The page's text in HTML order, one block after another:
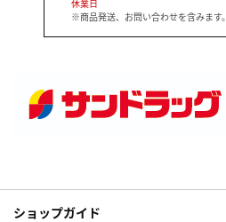
休業日
※商品発送、お問い合わせを含みます。
ショップガイド